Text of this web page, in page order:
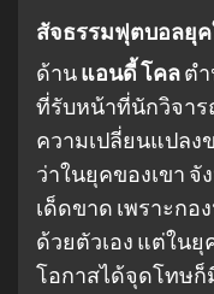
สัจธรรมฟุตบอลยุ
ด้านแอนดี้ โคลต
ที่รับหน้าที่นักวิจาร
ความเปลี่ยนแปลง
ว่าในยุคของเขา จั
เด็ดขาด เพราะก
ด้วยตัวเอง แต่ใน
โอกาสได้จุดโทษก็